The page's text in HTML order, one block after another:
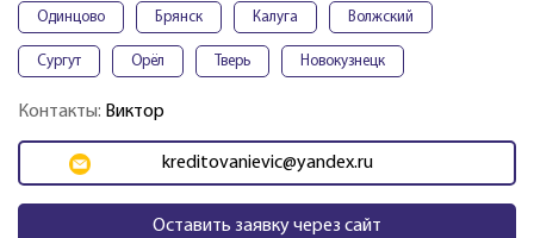
Одинцово Брянск Калуга Волжский
Сургут Орёл Тверь Новокузнецк
Контакты: Виктор
kreditovanievic@yandex.ru
Оставить заявку через сайт